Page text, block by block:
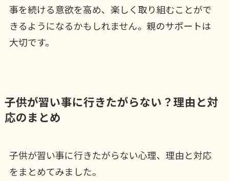
事を続ける意欲を高め、楽しく取り組むことがで
きるようになるかもしれません。親のサポートは
大切です。
子供が習い事に行きたがらない？理由と対
応のまとめ
子供が習い事に行きたがらない心理、理由と対応
をまとめてみました。